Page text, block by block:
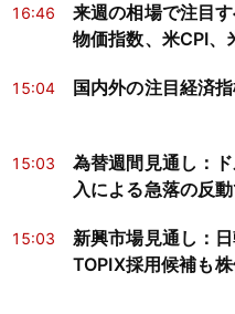
16:46
来週の相場で注目
物価指数、米CPI、
15:04 国内外の注目経済
15:03
為替週間見通し：
入による急落の反
15:03
新興市場見通し：
TOPIX採用候補も